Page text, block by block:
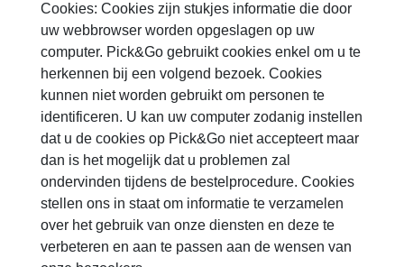
Cookies: Cookies zijn stukjes informatie die door
uw webbrowser worden opgeslagen op uw
computer. Pick&Go gebruikt cookies enkel om u te
herkennen bij een volgend bezoek. Cookies
kunnen niet worden gebruikt om personen te
identificeren. U kan uw computer zodanig instellen
dat u de cookies op Pick&Go niet accepteert maar
dan is het mogelijk dat u problemen zal
ondervinden tijdens de bestelprocedure. Cookies
stellen ons in staat om informatie te verzamelen
over het gebruik van onze diensten en deze te
verbeteren en aan te passen aan de wensen van